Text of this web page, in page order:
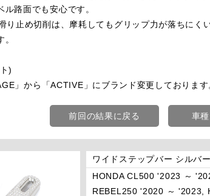
路面でも安心です。
り止め切削は、摩耗してもグリップ力が落ちにく
)
」から「ACTIVE」にブランド変更しておりま
前回の結果に戻る 車
ワイドステップバー シルバー
HONDA CL500 '2023 ～
REBEL250 '2020 ～ '2023,